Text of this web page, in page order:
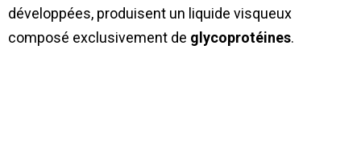
développées, produisent un liquide visqueux
composé exclusivement de glycoprotéines.